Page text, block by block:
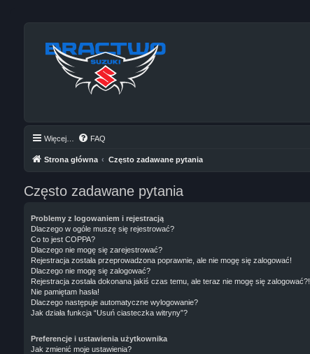
Więcej… FAQ
Strona główna Często zadawane pytania
Często zadawane pytania
Problemy z logowaniem i rejestracją
Dlaczego w ogóle muszę się rejestrować?
Co to jest COPPA?
Dlaczego nie mogę się zarejestrować?
Rejestracja została przeprowadzona poprawnie, ale nie mogę się zalogować!
Dlaczego nie mogę się zalogować?
Rejestracja została dokonana jakiś czas temu, ale teraz nie mogę się zalogować?!
Nie pamiętam hasła!
Dlaczego następuje automatyczne wylogowanie?
Jak działa funkcja “Usuń ciasteczka witryny”?
Preferencje i ustawienia użytkownika
Jak zmienić moje ustawienia?